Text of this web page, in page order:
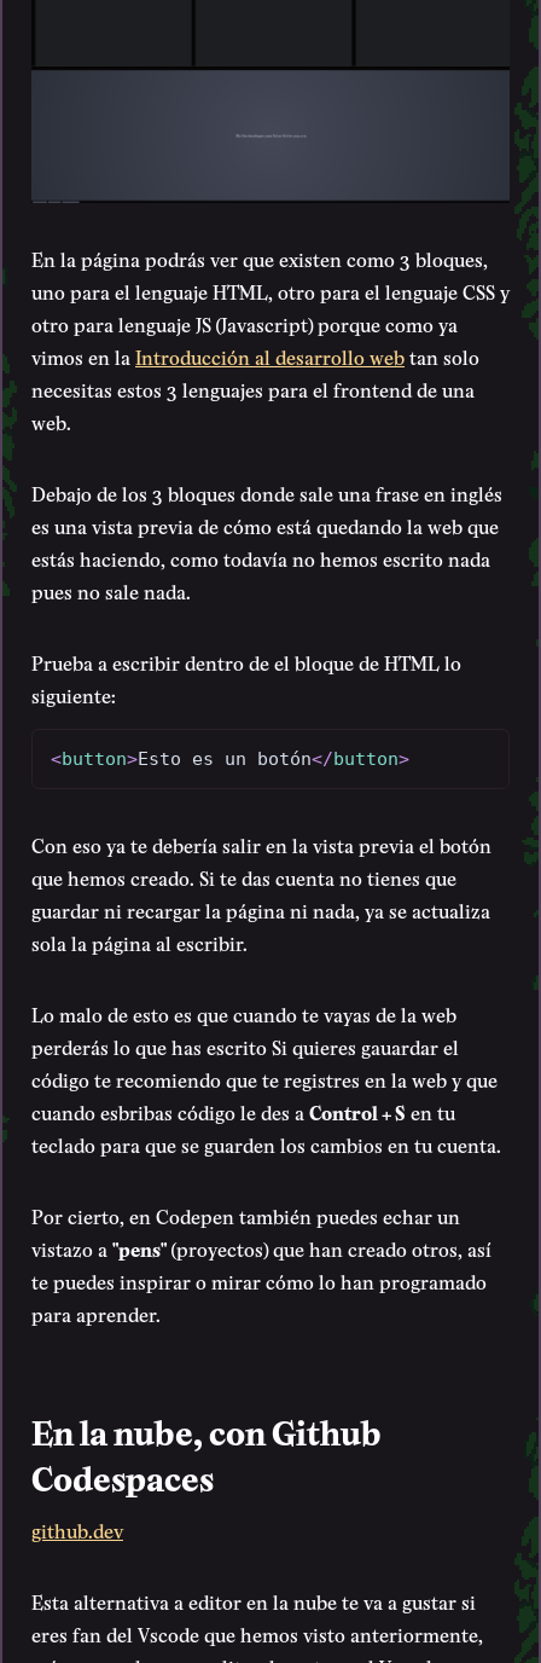
En la página podrás ver que existen como 3 bloques,
uno para el lenguaje HTML, otro para el lenguaje CSS y
otro para lenguaje JS (Javascript) porque como ya
vimos en la Introducción al desarrollo webtan solo
necesitas estos 3 lenguajes para el frontend de una
web.
Debajo de los 3 bloques donde sale una frase en inglés
es una vista previa de cómo está quedando la web que
estás haciendo, como todavía no hemos escrito nada
pues no sale nada.
Prueba a escribir dentro de el bloque de HTML lo
siguiente:
<button>Esto es un botón</button>
Con eso ya te debería salir en la vista previa el botón
que hemos creado. Si te das cuenta no tienes que
guardar ni recargar la página ni nada, ya se actualiza
sola la página al escribir.
Lo malo de esto es que cuando te vayas de la web
perderás lo que has escrito Si quieres gauardar el
código te recomiendo que te registres en la web y que
cuando esbribas código le des a Control + S en tu
teclado para que se guarden los cambios en tu cuenta.
Por cierto, en Codepen también puedes echar un
vistazo a "pens"(proyectos) que han creado otros, así
te puedes inspirar o mirar cómo lo han programado
para aprender.
En la nube, con Github
Codespaces
github.dev
Esta alternativa a editor en la nube te va a gustar si
eres fan del Vscode que hemos visto anteriormente,